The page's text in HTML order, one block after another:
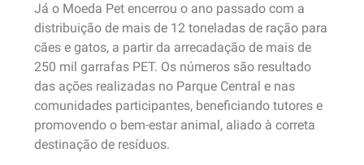
Já o Moeda Pet encerrou o ano passado com a
distribuição de mais de 12 toneladas de ração para
cães e gatos, a partir da arrecadação de mais de
250 mil garrafas PET. Os números são resultado
das ações realizadas no Parque Central e nas
comunidades participantes, beneficiando tutores e
promovendo o bem-estar animal, aliado à correta
destinação de resíduos.